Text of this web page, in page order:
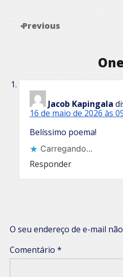
Previous
Jacob Kapingala
16 de maio de 2026 às
Belíssimo poema!
Carregando...
Responder
O seu endereço de e-mail
Comentário *